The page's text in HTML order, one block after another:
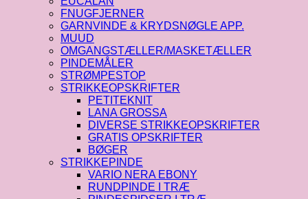
FNUGFJERNER
GARNVINDE & KRYDSNØGLE APP.
MUUD
OMGANGSTÆLLER/MASKETÆLLER
PINDEMÅLER
STRØMPESTOP
STRIKKEOPSKRIFTER
PETITEKNIT
LANA GROSSA
DIVERSE STRIKKEOPSKRIFTER
GRATIS OPSKRIFTER
BØGER
STRIKKEPINDE
VARIO NERA EBONY
RUNDPINDE I TRÆ